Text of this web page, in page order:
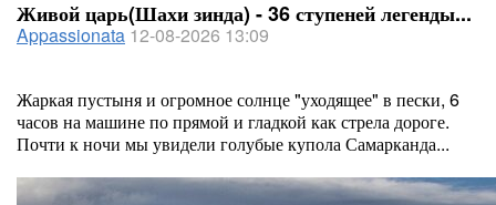
Живой царь(Шахи зинда) - 36 ступеней легенды...
Appassionata 12-08-2026 13:09
Жаркая пустыня и огромное солнце "уходящее" в пески, 6
часов на машине по прямой и гладкой как стрела дороге.
Почти к ночи мы увидели голубые купола Самарканда...